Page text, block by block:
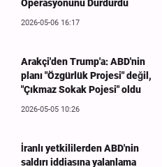
Operasyonunu Durdurdu
2026-05-06 16:17
Arakçi'den Trump'a: ABD'nin
planı "Özgürlük Projesi" değil,
"Çıkmaz Sokak Pojesi" oldu
2026-05-05 10:26
İranlı yetkililerden ABD'nin
saldırı iddiasına yalanlama